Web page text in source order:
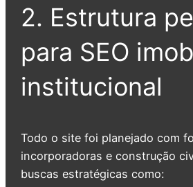
2. Estrutura
para SEO
institucional
Todo o site foi planejado com
incorporadoras e construção
buscas estratégicas como: